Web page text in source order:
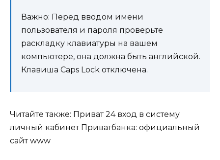
Важно: Перед вводом имени
пользователя и пароля проверьте
раскладку клавиатуры на вашем
компьютере, она должна быть английской.
Клавиша Caps Lock отключена.
Читайте также: Приват 24 вход в систему
личный кабинет Приватбанка: официальный
сайт www